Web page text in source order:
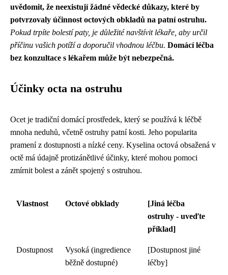
uvědomit, že neexistují žádné vědecké důkazy, které by
potvrzovaly účinnost octových obkladů na patní ostruhu.
Pokud trpíte bolestí paty, je důležité navštívit lékaře, aby určil
příčinu vašich potíží a doporučil vhodnou léčbu. Domácí léčba
bez konzultace s lékařem může být nebezpečná.
Účinky octa na ostruhu
Ocet je tradiční domácí prostředek, který se používá k léčbě
mnoha neduhů, včetně ostruhy patní kosti. Jeho popularita
pramení z dostupnosti a nízké ceny. Kyselina octová obsažená v
octě má údajně protizánětlivé účinky, které mohou pomoci
zmírnit bolest a zánět spojený s ostruhou.
Vlastnost Octové obklady
[Jiná léčba
ostruhy - uveďte
příklad]
Dostupnost
Vysoká (ingredience
běžně dostupné)
[Dostupnost jiné
léčby]